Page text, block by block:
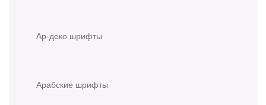
Ар-деко шрифты
Арабские шрифты